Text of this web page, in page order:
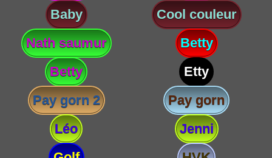
Baby
Cool couleur
Nath saumur
Betty
Betty
Etty
Pay gorn 2
Pay gorn
Léo
Jenni